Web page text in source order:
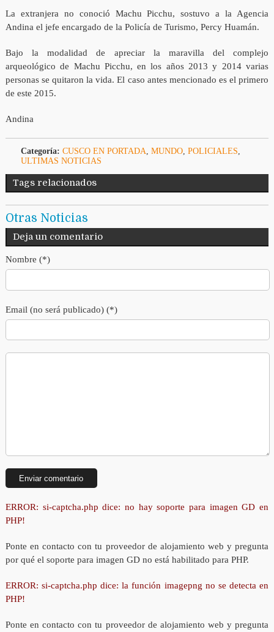
La extranjera no conoció Machu Picchu, sostuvo a la Agencia
Andina el jefe encargado de la Policía de Turismo, Percy Huamán.
Bajo la modalidad de apreciar la maravilla del complejo
arqueológico de Machu Picchu, en los años 2013 y 2014 varias
personas se quitaron la vida. El caso antes mencionado es el primero
de este 2015.
Andina
Categoría: CUSCO EN PORTADA, MUNDO, POLICIALES,
ULTIMAS NOTICIAS
Tags relacionados
Otras Noticias
Deja un comentario
Nombre (*)
Email (no será publicado) (*)
ERROR: si-captcha.php dice: no hay soporte para imagen GD en
PHP!
Ponte en contacto con tu proveedor de alojamiento web y pregunta
por qué el soporte para imagen GD no está habilitado para PHP.
ERROR: si-captcha.php dice: la función imagepng no se detecta en
PHP!
Ponte en contacto con tu proveedor de alojamiento web y pregunta